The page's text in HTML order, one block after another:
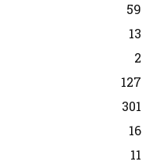
59
13
2
127
301
16
11